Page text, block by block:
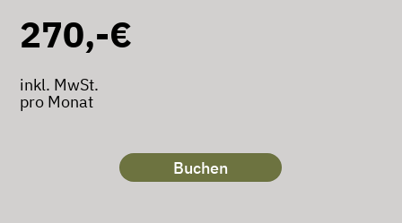
270,-€
inkl. MwSt.
pro Monat
Buchen